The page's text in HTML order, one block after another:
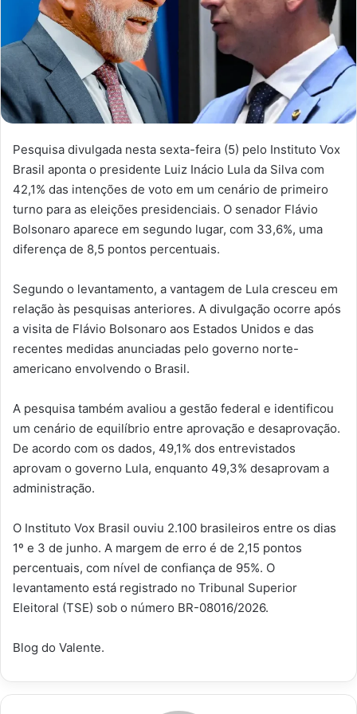
Pesquisa divulgada nesta sexta-feira (5) pelo Instituto Vox
Brasil aponta o presidente Luiz Inácio Lula da Silva com
42,1% das intenções de voto em um cenário de primeiro
turno para as eleições presidenciais. O senador Flávio
Bolsonaro aparece em segundo lugar, com 33,6%, uma
diferença de 8,5 pontos percentuais.
Segundo o levantamento, a vantagem de Lula cresceu em
relação às pesquisas anteriores. A divulgação ocorre após
a visita de Flávio Bolsonaro aos Estados Unidos e das
recentes medidas anunciadas pelo governo norte-
americano envolvendo o Brasil.
A pesquisa também avaliou a gestão federal e identificou
um cenário de equilíbrio entre aprovação e desaprovação.
De acordo com os dados, 49,1% dos entrevistados
aprovam o governo Lula, enquanto 49,3% desaprovam a
administração.
O Instituto Vox Brasil ouviu 2.100 brasileiros entre os dias
1º e 3 de junho. A margem de erro é de 2,15 pontos
percentuais, com nível de confiança de 95%. O
levantamento está registrado no Tribunal Superior
Eleitoral (TSE) sob o número BR-08016/2026.
Blog do Valente.